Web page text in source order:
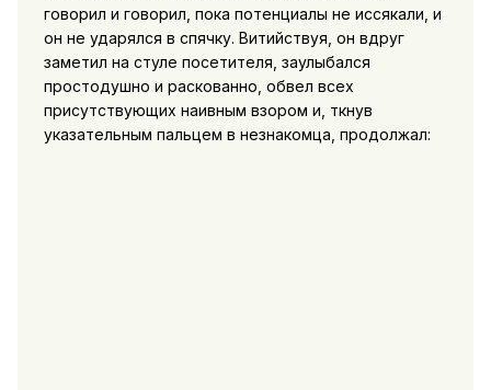
говорил и говорил, пока потенциалы не иссякали, и
он не ударялся в спячку. Витийствуя, он вдруг
заметил на стуле посетителя, заулыбался
простодушно и раскованно, обвел всех
присутствующих наивным взором и, ткнув
указательным пальцем в незнакомца, продолжал: